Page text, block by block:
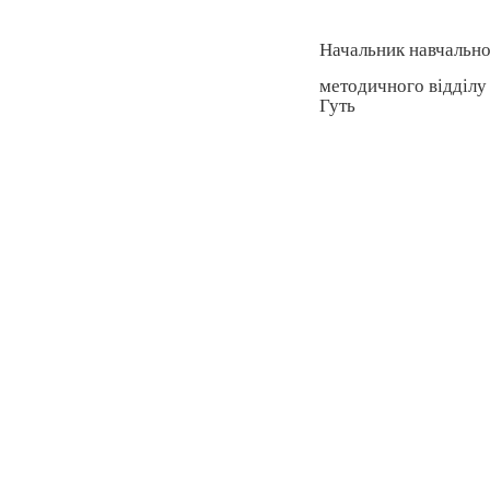
Начальник
методичного
Гуть